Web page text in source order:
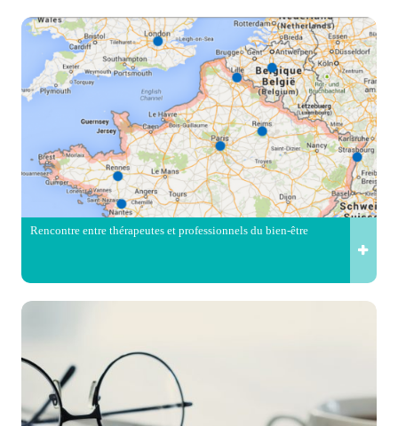
Rencontre entre thérapeutes et professionnels du bien-être